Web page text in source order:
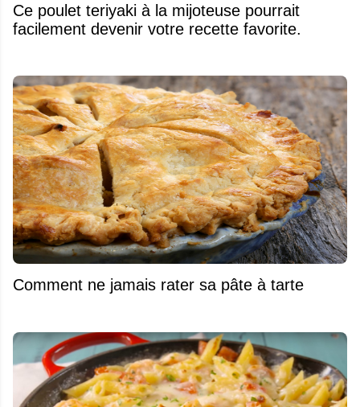
Ce poulet teriyaki à la mijoteuse pourrait
facilement devenir votre recette favorite.
Comment ne jamais rater sa pâte à tarte